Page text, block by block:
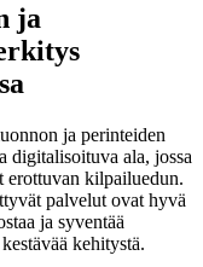
ja
ja perinteiden
digitalisoituva ala, jossa
erottuvan kilpailuedun.
palvelut ovat hyvä
ja syventää
kehitystä.